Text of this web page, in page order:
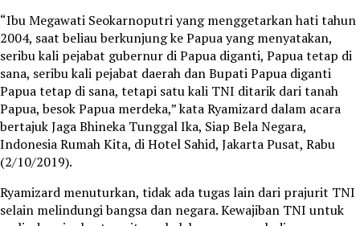
“Ibu Megawati Seokarnoputri yang menggetarkan hati tahun
2004, saat beliau berkunjung ke Papua yang menyatakan,
seribu kali pejabat gubernur di Papua diganti, Papua tetap di
sana, seribu kali pejabat daerah dan Bupati Papua diganti
Papua tetap di sana, tetapi satu kali TNI ditarik dari tanah
Papua, besok Papua merdeka,” kata Ryamizard dalam acara
bertajuk Jaga Bhineka Tunggal Ika, Siap Bela Negara,
Indonesia Rumah Kita, di Hotel Sahid, Jakarta Pusat, Rabu
(2/10/2019).
Ryamizard menuturkan, tidak ada tugas lain dari prajurit TNI
selain melindungi bangsa dan negara. Kewajiban TNI untuk